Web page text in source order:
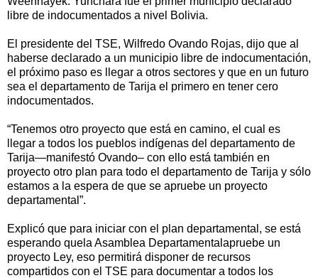
libre de indocumentados a nivel Bolivia.
El presidente del TSE, Wilfredo Ovando Rojas, dijo que al
haberse declarado a un municipio libre de indocumentación,
el próximo paso es llegar a otros sectores y que en un futuro
sea el departamento de Tarija el primero en tener cero
indocumentados.
“Tenemos otro proyecto que está en camino, el cual es
llegar a todos los pueblos indígenas del departamento de
Tarija—manifestó Ovando– con ello está también en
proyecto otro plan para todo el departamento de Tarija y sólo
estamos a la espera de que se apruebe un proyecto
departamental”.
Explicó que para iniciar con el plan departamental, se está
esperando quela Asamblea Departamentalapruebe un
proyecto Ley, eso permitirá disponer de recursos
compartidos con el TSE para documentar a todos los